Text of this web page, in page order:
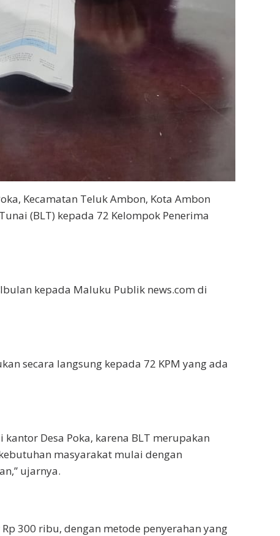
Kecamatan Teluk Ambon, Kota Ambon
(BLT) kepada 72 Kelompok Penerima
kepada Maluku Publik news.com di
secara langsung kepada 72 KPM yang ada
Desa Poka, karena BLT merupakan
masyarakat mulai dengan
ujarnya.
300 ribu, dengan metode penyerahan yang